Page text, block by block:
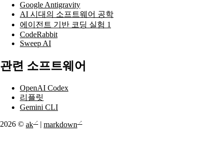
Google Antigravity
AI 시대의 소프트웨어 공학
에이전트 기반 코딩 실험 1
CodeRabbit
Sweep AI
관련 소프트웨어
OpenAI Codex
리플릿
Gemini CLI
2026 © ak markdown